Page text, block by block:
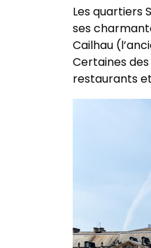
Les quartiers
ses
Cailhau
Certaines
restaurants